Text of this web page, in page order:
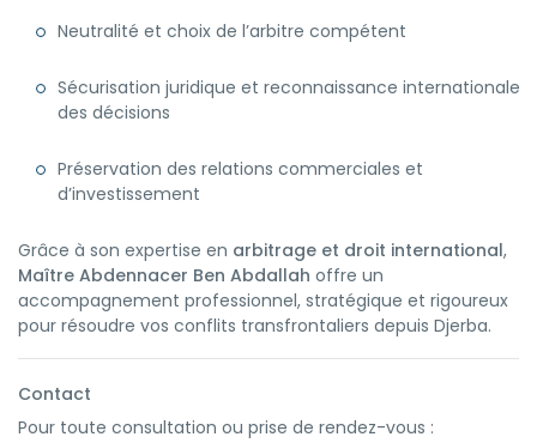
Neutralité et choix de l’arbitre compétent
Sécurisation juridique et reconnaissance internationale
des décisions
Préservation des relations commerciales et
d’investissement
Grâce à son expertise en arbitrage et droit international,
Maître Abdennacer Ben Abdallah offre un
accompagnement professionnel, stratégique et rigoureux
pour résoudre vos conflits transfrontaliers depuis Djerba.
Contact
Pour toute consultation ou prise de rendez-vous :